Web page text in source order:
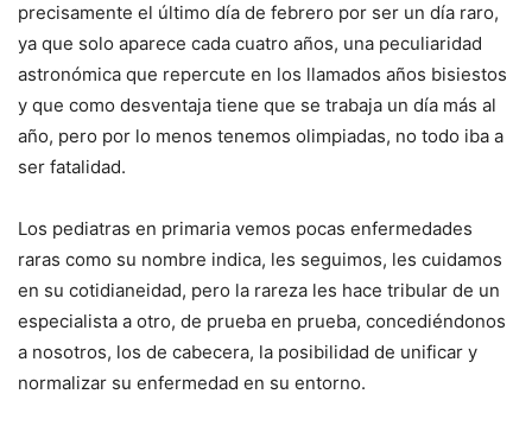
precisamente el último día de febrero por ser un día raro,
ya que solo aparece cada cuatro años, una peculiaridad
astronómica que repercute en los llamados años bisiestos
y que como desventaja tiene que se trabaja un día más al
año, pero por lo menos tenemos olimpiadas, no todo iba a
ser fatalidad.
Los pediatras en primaria vemos pocas enfermedades
raras como su nombre indica, les seguimos, les cuidamos
en su cotidianeidad, pero la rareza les hace tribular de un
especialista a otro, de prueba en prueba, concediéndonos
a nosotros, los de cabecera, la posibilidad de unificar y
normalizar su enfermedad en su entorno.